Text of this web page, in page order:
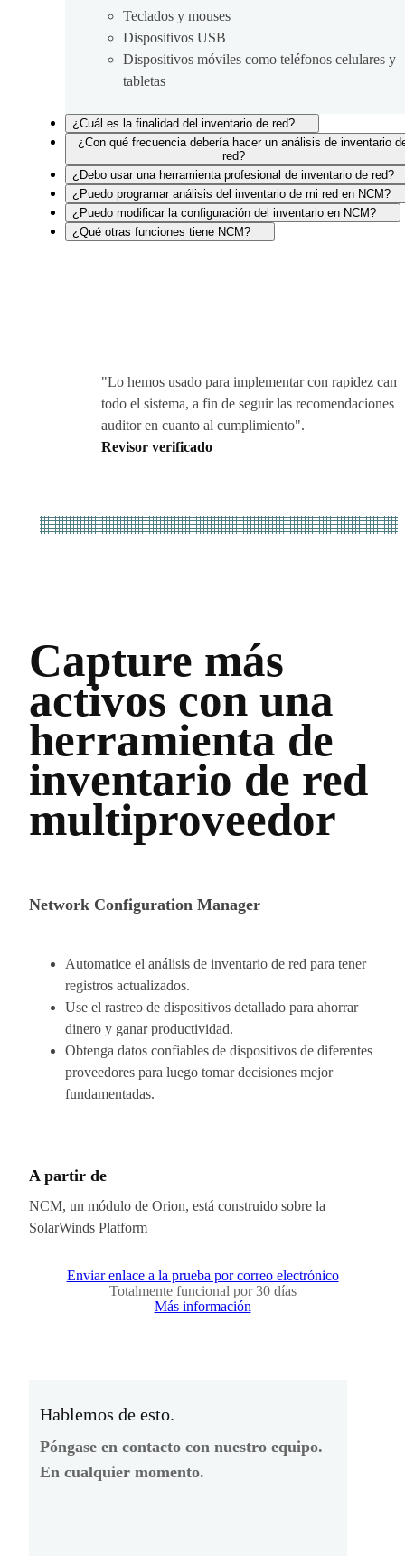
Teclados y mouses
Dispositivos USB
Dispositivos móviles como teléfonos celulares y
tabletas
¿Cuál es la finalidad del inventario de red?
¿Con qué frecuencia debería hacer un análisis de inventario
red?
¿Debo usar una herramienta profesional de inventario de red?
¿Puedo programar análisis del inventario de mi red en NCM?
¿Puedo modificar la configuración del inventario en NCM?
¿Qué otras funciones tiene NCM?
"Lo hemos usado para implementar con rapidez
todo el sistema, a fin de seguir las recomendaciones
auditor en cuanto al cumplimiento".
Revisor verificado
Capture más
activos con una
herramienta de
inventario de red
multiproveedor
Network Configuration Manager
Automatice el análisis de inventario de red para tener
registros actualizados.
Use el rastreo de dispositivos detallado para ahorrar
dinero y ganar productividad.
Obtenga datos confiables de dispositivos de diferentes
proveedores para luego tomar decisiones mejor
fundamentadas.
A partir de
NCM, un módulo de Orion, está construido sobre la
SolarWinds Platform
Enviar enlace a la prueba por correo electrónico
Totalmente funcional por 30 días
Más información
Hablemos de esto.
Póngase en contacto con nuestro equipo.
En cualquier momento.